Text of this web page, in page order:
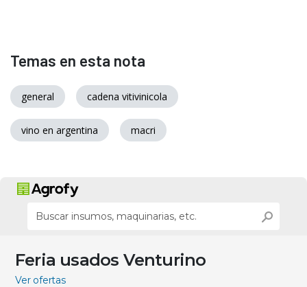
Temas en esta nota
general cadena vitivinicola
vino en argentina macri
Feria usados Venturino
Ver ofertas